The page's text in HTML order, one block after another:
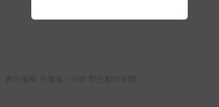
責任編輯: 布魯編 / 分類: 野生動物新聞